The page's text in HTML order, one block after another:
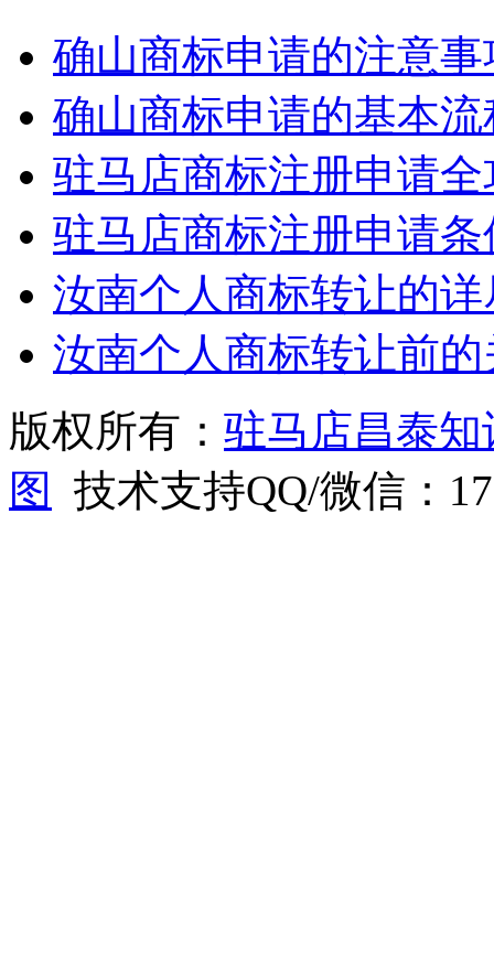
确山商标申请的注意事
确山商标申请的基本流
驻马店商标注册申请全
驻马店商标注册申请
汝南个人商标转让的
汝南个人商标转让前
版权所有： 驻马店昌泰
图
技术支持QQ/微信：